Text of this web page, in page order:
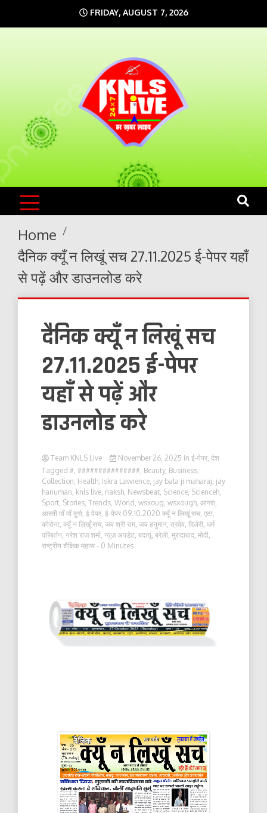
to
FRIDAY, AUGUST 7, 2026
KNLS LIVE
India`s No.1 News Portal
Home
दैनिक क्यूँ न लिखूं सच 27.11.2025 ई-पेपर यहाँ
से पढ़ें और डाउनलोड करे
दैनिक क्यूँ न लिखूं सच
27.11.2025 ई-पेपर
यहाँ से पढ़ें और
डाउनलोड करे
Team KNLS Live November 26, 2025 in ई-पेपर, देश
Tagged #, ###############, Beauty, Business,
Collection, Health, Iskra Lawrence, jay bala ji maharaj, jay
hanuman, knls live, naksh, Newsbeat, Science, Scienceh,
Sport, Stories, Trends, World , wsxoug, wsxough, आगरा,
आरती माँ माँ दुर्गा, ई पेपर, ई-पेपर 09.10.2020 क्यूँ न लिखूं सच, एटा,
कोरोना, क्यूँ न लिखूँ सच, जय श्री राम, जय हनुमान, त्रदेव, दिलेरी, धर्म
परिबर्तन, नरेश राज शर्मा, न्यूज़ अपडेट, बदायूं, बरेली, मुरादाबाद, मोदी,
राष्ट्रीय शैक्षिक महास - 0 Minutes